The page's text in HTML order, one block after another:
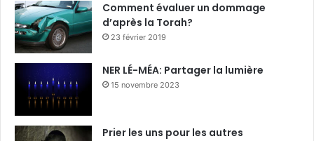
Comment évaluer un dommage
d’après la Torah?
23 février 2019
NER LÉ-MÉA: Partager la lumière
15 novembre 2023
Prier les uns pour les autres